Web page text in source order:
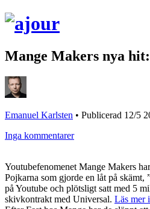
Mange Makers nya
Emanuel Karlsten • Publicerad 12/5
Inga kommentarer
Youtubefenomenet Mange Makers
Pojkarna som gjorde en låt på skämt,
på Youtube och plötsligt satt med 5
skivkontrakt med Universal. Läs mer